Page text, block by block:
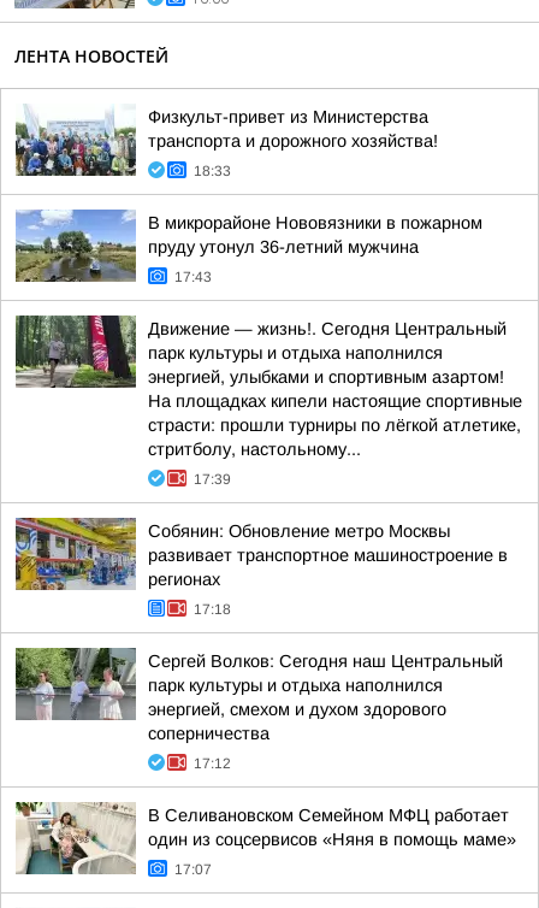
ЛЕНТА НОВОСТЕЙ
Физкульт-привет из Министерства
транспорта и дорожного хозяйства!
18:33
В микрорайоне Нововязники в пожарном
пруду утонул 36-летний мужчина
17:43
Движение — жизнь!. Сегодня Центральный
парк культуры и отдыха наполнился
энергией, улыбками и спортивным азартом!
На площадках кипели настоящие спортивные
страсти: прошли турниры по лёгкой атлетике,
стритболу, настольному...
17:39
Собянин: Обновление метро Москвы
развивает транспортное машиностроение в
регионах
17:18
Сергей Волков: Сегодня наш Центральный
парк культуры и отдыха наполнился
энергией, смехом и духом здорового
соперничества
17:12
В Селивановском Семейном МФЦ работает
один из соцсервисов «Няня в помощь маме»
17:07